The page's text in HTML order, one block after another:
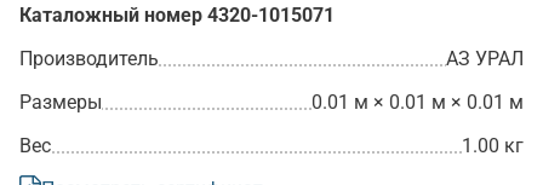
Каталожный номер 4320-1015071
Производитель
АЗ УРАЛ
Размеры
0.01 м × 0.01 м × 0.01 м
Вес
1.00 кг